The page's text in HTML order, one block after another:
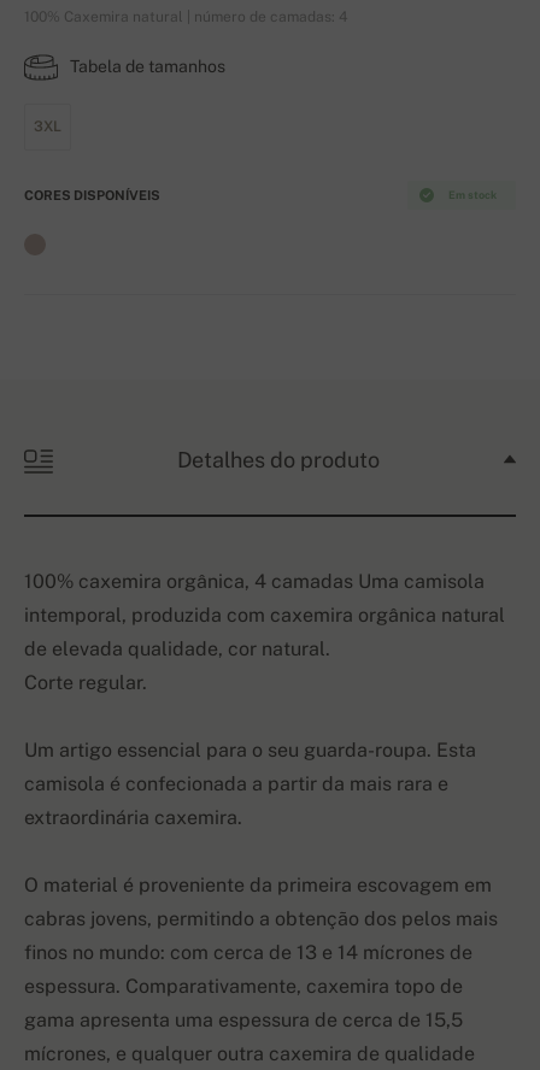
100% Caxemira natural | número de camadas: 4
Tabela de tamanhos
3XL
Em stock
CORES DISPONÍVEIS
Detalhes do produto
100% caxemira orgânica, 4 camadas Uma camisola
intemporal, produzida com caxemira orgânica natural
de elevada qualidade, cor natural.
Corte regular.
Um artigo essencial para o seu guarda-roupa. Esta
camisola é confecionada a partir da mais rara e
extraordinária caxemira.
O material é proveniente da primeira escovagem em
cabras jovens, permitindo a obtenção dos pelos mais
finos no mundo: com cerca de 13 e 14 mícrones de
espessura. Comparativamente, caxemira topo de
gama apresenta uma espessura de cerca de 15,5
mícrones, e qualquer outra caxemira de qualidade